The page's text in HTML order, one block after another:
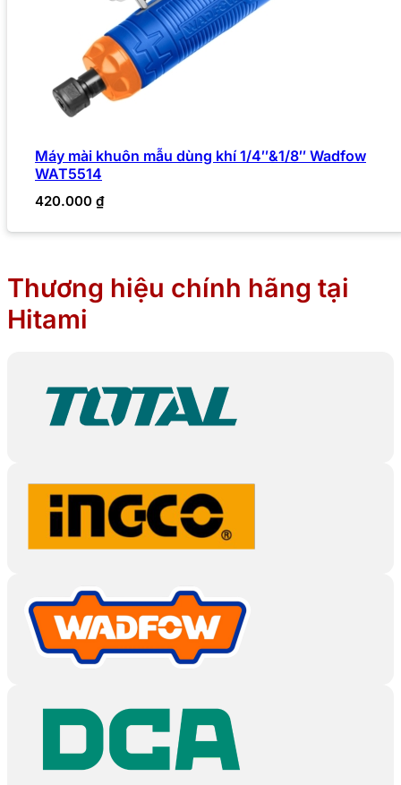
Máy mài khuôn mẫu dùng khí 1/4″&1/8″ Wadfow
WAT5514
420.000 ₫
Thương hiệu chính hãng tại
Hitami